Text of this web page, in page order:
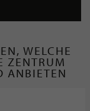
WELCHE
ZENTRUM
ANBIETEN